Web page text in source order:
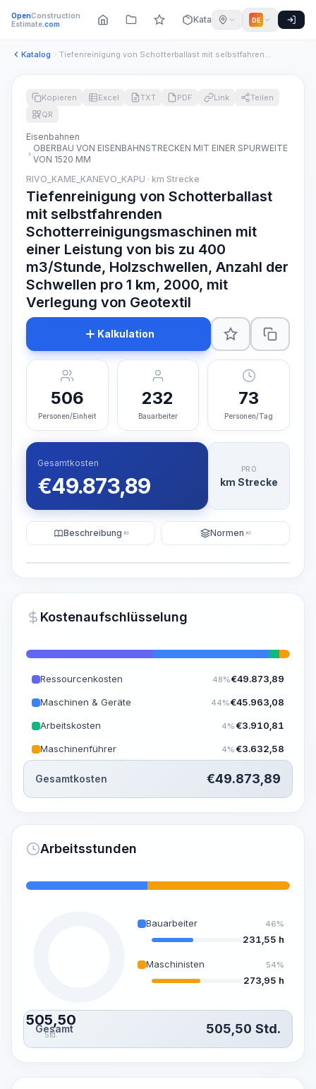
OpenConstruction
Estimate.com Katalog DE
Katalog Tiefenreinigung von Schotterballast mit selbstfahrenden Scho...
KI-Visualisierung generieren
~15-30 Sek.
Kopieren Excel TXT PDF Link
Teilen
QR
Eisenbahnen
OBERBAU VON EISENBAHNSTRECKEN MIT EINER SPURWEITE
VON 1520 MM
RIVO_KAME_KANEVO_KAPU · km Strecke
Tiefenreinigung von Schotterballast
mit selbstfahrenden
Schotterreinigungsmaschinen mit
einer Leistung von bis zu 400
m3/Stunde, Holzschwellen, Anzahl der
Schwellen pro 1 km, 2000, mit
Verlegung von Geotextil
Kalkulation
506
Personen/Einheit
232
Bauarbeiter
73
Personen/Tag
Gesamtkosten
€49.873,89
PRO
km Strecke
Beschreibung KI Normen KI
Kostenaufschlüsselung
Ressourcenkosten 48%€49.873,89
Maschinen & Geräte 44%€45.963,08
Arbeitskosten 4% €3.910,81
Maschinenführer 4% €3.632,58
Gesamtkosten €49.873,89
Arbeitsstunden
505,50
Std.
Bauarbeiter 46%
231,55 h
Maschinisten 54%
273,95 h
Gesamt 505,50 Std.